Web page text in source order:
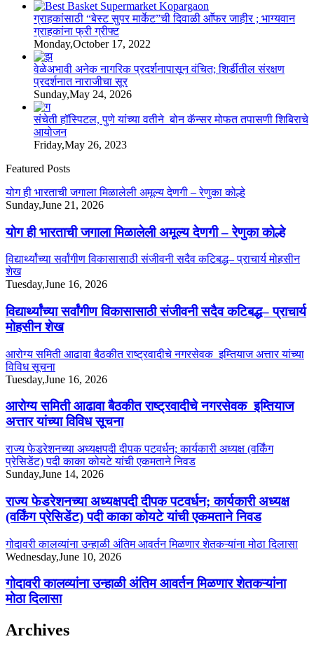
ग्राहकांसाठी “बेस्ट सुपर मार्केट”ची दिवाळी आॕफर जाहीर ; भाग्यवान
ग्राहकांना फ्री ग्रीफ्ट
Monday,October 17, 2022
वेळेअभावी अनेक नागरिक प्रदर्शनापासून वंचित; शिर्डीतील संरक्षण
प्रदर्शनात नाराजीचा सूर
Sunday,May 24, 2026
संचेती हॉस्पिटल, पुणे यांच्या वतीने बोन कॅन्सर मोफत तपासणी शिबिराचे
आयोजन
Friday,May 26, 2023
Featured Posts
योग ही भारताची जगाला मिळालेली अमूल्य देणगी – रेणुका कोल्हे
Sunday,June 21, 2026
योग ही भारताची जगाला मिळालेली अमूल्य देणगी – रेणुका कोल्हे
विद्यार्थ्यांच्या सर्वांगीण विकासासाठी संजीवनी सदैव कटिबद्ध– प्राचार्य मोहसीन
शेख
Tuesday,June 16, 2026
विद्यार्थ्यांच्या सर्वांगीण विकासासाठी संजीवनी सदैव कटिबद्ध– प्राचार्य
मोहसीन शेख
आरोग्य समिती आढावा बैठकीत राष्ट्रवादीचे नगरसेवक इम्तियाज अत्तार यांच्या
विविध सूचना
Tuesday,June 16, 2026
आरोग्य समिती आढावा बैठकीत राष्ट्रवादीचे नगरसेवक इम्तियाज
अत्तार यांच्या विविध सूचना
राज्य फेडरेशनच्या अध्यक्षपदी दीपक पटवर्धन; कार्यकारी अध्यक्ष (वर्किंग
प्रेसिडेंट) पदी काका कोयटे यांची एकमताने निवड
Sunday,June 14, 2026
राज्य फेडरेशनच्या अध्यक्षपदी दीपक पटवर्धन; कार्यकारी अध्यक्ष
(वर्किंग प्रेसिडेंट) पदी काका कोयटे यांची एकमताने निवड
गोदावरी कालव्यांना उन्हाळी अंतिम आवर्तन मिळणार शेतकऱ्यांना मोठा दिलासा
Wednesday,June 10, 2026
गोदावरी कालव्यांना उन्हाळी अंतिम आवर्तन मिळणार शेतकऱ्यांना
मोठा दिलासा
Archives